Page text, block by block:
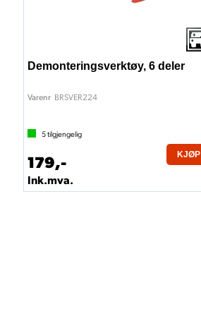
Demonteringsverktøy, 6 deler
Varenr BRSVER224
5tilgjengelig
179,-
Ink.mva.
KJØP